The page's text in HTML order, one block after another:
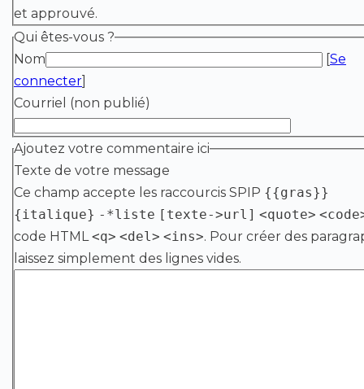
et approuvé.
Qui êtes-vous ?
Nom
[Se
connecter]
Courriel (non publié)
Ajoutez votre commentaire ici
Texte de votre message
Ce champ accepte les raccourcis SPIP {{gras}}
{italique} -*liste [texte->url] <quote>
code HTML<q> <del> <ins>. Pour créer des
laissez simplement des lignes vides.